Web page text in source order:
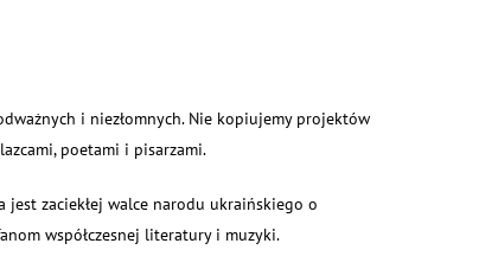
i niezłomnych. Nie kopiujemy projektów
poetami i pisarzami.
jest zaciekłej walce narodu ukraińskiego o
współczesnej literatury i muzyki.